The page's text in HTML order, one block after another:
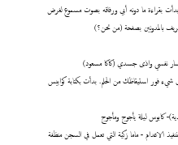
بدأت بقراءة ما دونه أبي ورفاقه بصوت مسموع لغرض
بالمدونين بصفحة (من نحن؟)
نفسي واذى جسدي (كاكا مسعود)
فور استيقاظك من الحلم. بدأت بكتابة كوابيس
كابوس ليلة يأجوج ومأجوج
الاعدام - ماما زكية التي تعمل في السجن منظفة